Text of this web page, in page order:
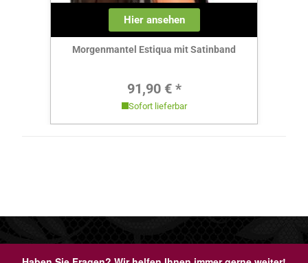
Hier ansehen
Morgenmantel Estiqua mit Satinband
Regulärer Preis:
91,90 € *
Sofort lieferbar